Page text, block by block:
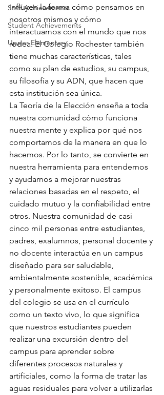
Staff Achievements
Student Achievements
Upper Elementary
influyen la forma cómo pensamos en
nosotros mismos y cómo
interactuamos con el mundo que nos
rodea. El Colegio Rochester también
tiene muchas características, tales
como su plan de estudios, su campus,
su filosofía y su ADN, que hacen que
esta institución sea única.
La Teoría de la Elección enseña a toda
nuestra comunidad cómo funciona
nuestra mente y explica por qué nos
comportamos de la manera en que lo
hacemos. Por lo tanto, se convierte en
nuestra herramienta para entendernos
y ayudarnos a mejorar nuestras
relaciones basadas en el respeto, el
cuidado mutuo y la confiabilidad entre
otros. Nuestra comunidad de casi
cinco mil personas entre estudiantes,
padres, exalumnos, personal docente y
no docente interactúa en un campus
diseñado para ser saludable,
ambientalmente sostenible, académica
y personalmente exitoso. El campus
del colegio se usa en el currículo
como un texto vivo, lo que significa
que nuestros estudiantes pueden
realizar una excursión dentro del
campus para aprender sobre
diferentes procesos naturales y
artificiales, como la forma de tratar las
aguas residuales para volver a utilizarlas